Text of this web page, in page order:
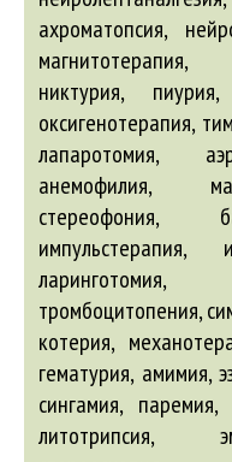
ахроматопсия,
никтурия,
оксигенотерапия,
лапаротомия,
анемофилия,
стереофония,
импульстерапия,
ларинготомия,
тромбоцитопения,
котерия,
гематурия, амимия,
сингамия,
литотрипсия,